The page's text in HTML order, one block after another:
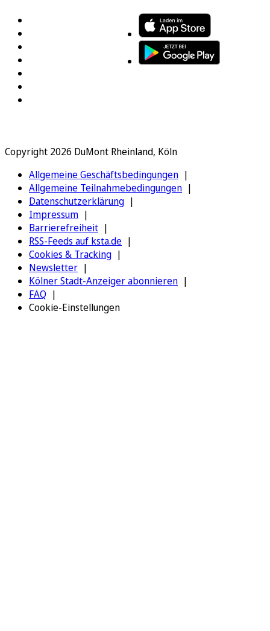
Copyright 2026 DuMont Rheinland, Köln
Allgemeine Geschäftsbedingungen
Allgemeine Teilnahmebedingungen
Datenschutzerklärung
Impressum
Barrierefreiheit
RSS-Feeds auf ksta.de
Cookies & Tracking
Newsletter
Kölner Stadt-Anzeiger abonnieren
FAQ
Cookie-Einstellungen